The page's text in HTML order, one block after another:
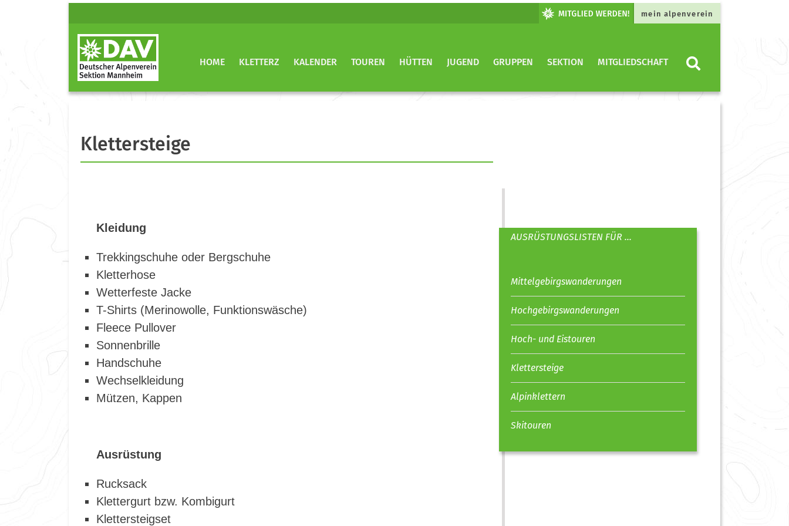
mein alpenverein
HOME KLETTERZ KALENDER TOUREN HÜTTEN JUGEND GRUPPEN SEKTION MITGLIEDSCHAFT
Klettersteige
Kleidung
Trekkingschuhe oder Bergschuhe
Kletterhose
Wetterfeste Jacke
T-Shirts (Merinowolle, Funktionswäsche)
Fleece Pullover
Sonnenbrille
Handschuhe
Wechselkleidung
Mützen, Kappen
Ausrüstung
Rucksack
Klettergurt bzw. Kombigurt
Klettersteigset
AUSRÜSTUNGSLISTEN FÜR ...
Mittelgebirgswanderungen
Hochgebirgswanderungen
Hoch- und Eistouren
Klettersteige
Alpinklettern
Skitouren